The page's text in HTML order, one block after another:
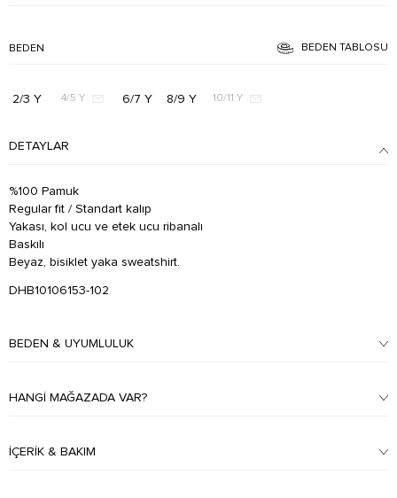
BEDEN BEDEN TABLOSU
2/3 Y 4/5 Y 6/7 Y 8/9 Y 10/11 Y
DETAYLAR
%100 Pamuk
Regular fit / Standart kalıp
Yakası, kol ucu ve etek ucu ribanalı
Baskılı
Beyaz, bisiklet yaka sweatshirt.
DHB10106153-102
BEDEN & UYUMLULUK
HANGI MAĞAZADA VAR?
İÇERIK & BAKIM